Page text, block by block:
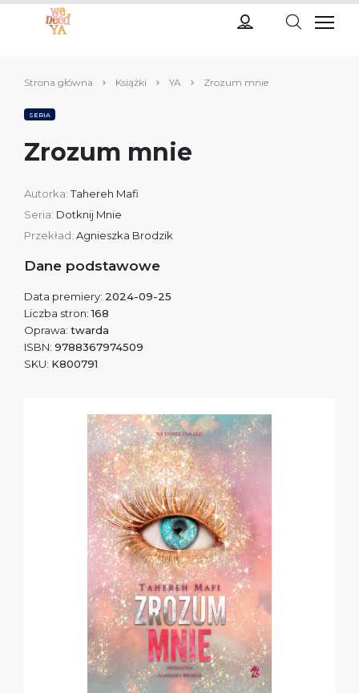
Strona główna Książki YA Zrozum mnie
SERIA
Zrozum mnie
Autorka:Tahereh Mafi
Seria: Dotknij Mnie
Przekład: Agnieszka Brodzik
Dane podstawowe
Data premiery: 2024-09-25
Liczba stron:168
Oprawa: twarda
ISBN: 9788367974509
SKU: K800791